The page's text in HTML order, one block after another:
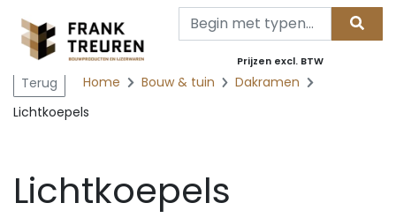
Prijzen excl. BTW
Terug Home Bouw & tuin
Dakramen
Lichtkoepels
Lichtkoepels